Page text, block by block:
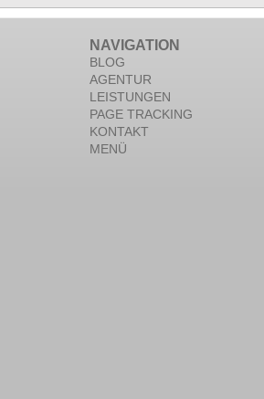
NAVIGATION
BLOG
AGENTUR
LEISTUNGEN
PAGE TRACKING
KONTAKT
MENÜ